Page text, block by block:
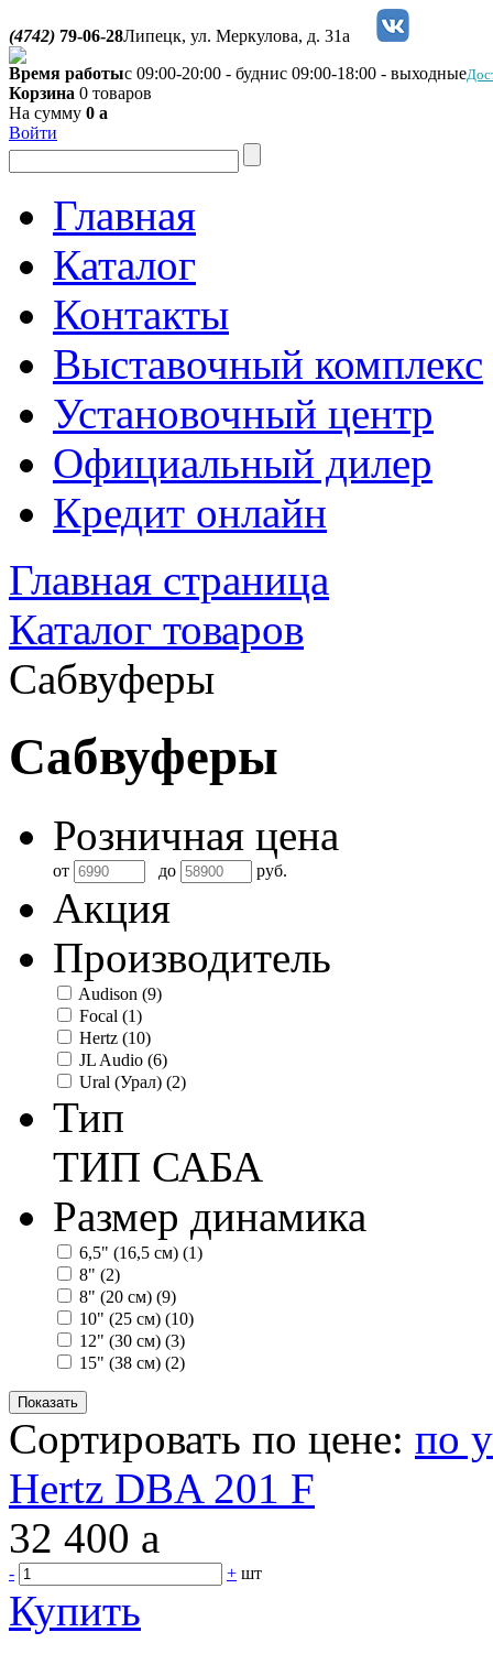
(4742) 79-06-28Липецк, ул. Меркулова, д. 31а
Время работыс 09:00-20:00 - буднис 09:00-18:00 - выходные
Корзина 0 товаров
На сумму 0 a
Войти
Главная
Каталог
Контакты
Выставочный комплекс
Установочный центр
Официальный дилер
Кредит онлайн
Главная страница
Каталог товаров
Сабвуферы
Сабвуферы
Розничная цена
от до руб.
Акция
Производитель
Audison (9)
Focal (1)
Hertz (10)
JL Audio (6)
Ural (Урал) (2)
Тип
ТИП САБА
Размер динамика
6,5" (16,5 см) (1)
8" (2)
8" (20 см) (9)
10" (25 см) (10)
12" (30 см) (3)
15" (38 см) (2)
Сортировать по цене: по
Hertz DBA 201 F
32 400 a
- + шт
Купить